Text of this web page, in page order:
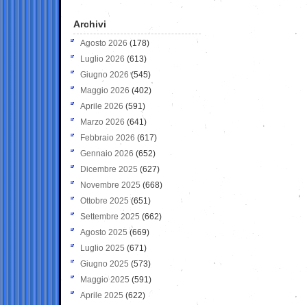
Archivi
Agosto 2026 (178)
Luglio 2026 (613)
Giugno 2026 (545)
Maggio 2026 (402)
Aprile 2026 (591)
Marzo 2026 (641)
Febbraio 2026 (617)
Gennaio 2026 (652)
Dicembre 2025 (627)
Novembre 2025 (668)
Ottobre 2025 (651)
Settembre 2025 (662)
Agosto 2025 (669)
Luglio 2025 (671)
Giugno 2025 (573)
Maggio 2025 (591)
Aprile 2025 (622)